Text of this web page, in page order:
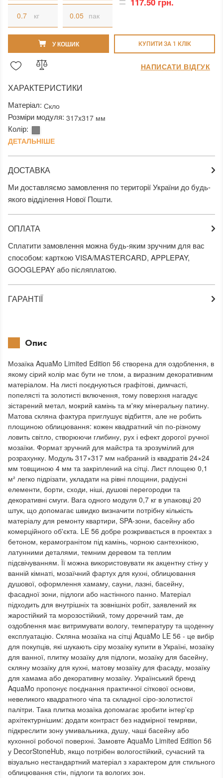
кг пак
У КОШИК КУПИТИ ЗА 1 КЛIК
ХАРАКТЕРИСТИКИ
Матеріал: Скло
Розміри модуля: 317x317 мм
Колір:
ДЕТАЛЬНІШЕ
ДОСТАВКА
Ми доставляємо замовлення по території України до будь-
якого відділення Нової Пошти.
ОПЛАТА
Сплатити замовлення можна будь-яким зручним для вас
способом: карткою VISA/MASTERCARD, APPLEPAY,
GOOGLEPAY або післяплатою.
ГАРАНТІЇ
НАПИСАТИ ВІДГУК
Опис
Мозаїка AquaMo Limited Edition 56 створена для оздоблення, в
якому сірий колір має бути не тлом, а виразним декоративним
матеріалом. На листі поєднуються графітові, димчасті,
попелясті та золотисті включення, тому поверхня нагадує
зістарений метал, мокрий камінь та м'яку мінеральну патину.
Матова скляна фактура приглушує відбиття, але не робить
площиною облицювання: кожен квадратний чіп по-різному
ловить світло, створюючи глибину, рух і ефект дорогої ручної
мозаїки. Формат зручний для майстра та зрозумілий для
розрахунку. Модуль 317×317 мм набраний із квадратів 24×24
мм товщиною 4 мм та закріплений на сітці. Лист площею 0,1
м² легко підрізати, укладати на рівні площини, радіусні
елементи, борти, сходи, ніші, душові перегородки та
декоративні смуги. Вага одного модуля 0,7 кг в упаковці 20
штук, що допомагає швидко визначити потрібну кількість
матеріалу для ремонту квартири, SPA-зони, басейну або
комерційного об'єкта. LE 56 добре розкривається в проектах з
бетоном, керамогранітом під камінь, чорною сантехнікою,
латунними деталями, темним деревом та теплим
підсвічуванням. Її можна використовувати як акцентну стіну у
ванній кімнаті, мозаїчний фартух для кухні, облицювання
душової, оформлення хамаму, сауни, лазні, басейну,
фасадної зони, підлоги або настінного панно. Матеріал
підходить для внутрішніх та зовнішніх робіт, заявлений як
жаростійкий та морозостійкий, тому доречний там, де
оздоблення має витримувати вологу, температуру та щоденну
експлуатацію. Скляна мозаїка на сітці AquaMo LE 56 - це вибір
для покупців, які шукають сіру мозаїку купити в Україні, мозаїку
для ванної, плитку мозаїку для підлоги, мозаїку для басейну,
скляну мозаїку для кухні, матову мозаїку для фасаду, мозаїку
для хамама або декоративну мозаїку. Український бренд
AquaMo пропонує поєднання практичної сіткової основи,
невеликого квадратного чіпа та складної сіро-золотистої
палітри. Така плитка мозаїка допомагає зробити інтер'єр
архітектурнішим: додати контраст без надмірної темряви,
підкреслити зону умивальника, душу, чаші басейну або
кухонної робочої поверхні. Замовте AquaMo Limited Edition 56
у DecorStoneHub, якщо потрібен вологостійкий, сучасний та
візуально нестандартний матеріал з характером для стильного
облицювання стін, підлоги та вологих зон.